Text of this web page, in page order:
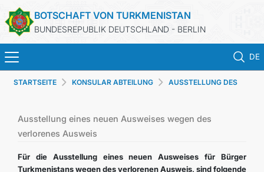
BOTSCHAFT VON TURKMENISTAN
BUNDESREPUBLIK DEUTSCHLAND - BERLIN
DE
STARTSEITE
AKTUELLES
STARTSEITE KONSULAR ABTEILUNG AUSSTELLUNG DES
Ausstellung eines neuen Ausweises wegen des
verlorenes Ausweis
Für die Ausstellung eines neuen Ausweises für Bürger
Turkmenistans wegen des verlorenen Ausweis, sind folgende